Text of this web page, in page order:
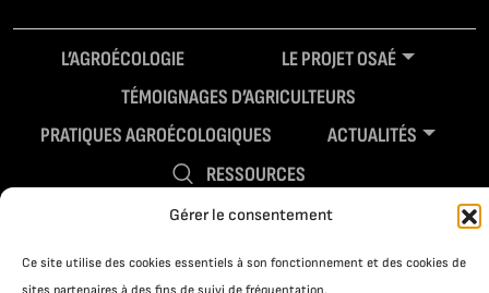
Gérer le consentement
Ce site utilise des cookies essentiels à son fonctionnement et des cookies de
L’AGROÉCOLOGIE
LE PROJET OSAÉ
TÉMOIGNAGES D’AGRICULTEURS
PRATIQUES AGROÉCOLOGIQUES
ACTUALITÉS
RESSOURCES